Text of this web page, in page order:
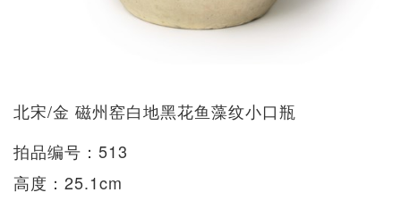
北宋/金 磁州窑白地黑花鱼藻纹小口瓶
拍品编号：513
高度：25.1cm